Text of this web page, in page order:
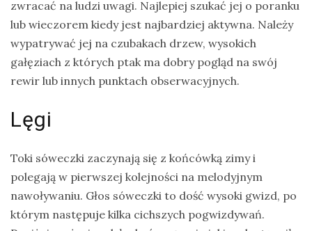
zwracać na ludzi uwagi. Najlepiej szukać jej o poranku
lub wieczorem kiedy jest najbardziej aktywna. Należy
wypatrywać jej na czubakach drzew, wysokich
gałęziach z których ptak ma dobry pogląd na swój
rewir lub innych punktach obserwacyjnych.
Lęgi
Toki sóweczki zaczynają się z końcówką zimy i
polegają w pierwszej kolejności na melodyjnym
nawoływaniu. Głos sóweczki to dość wysoki gwizd, po
którym następuje kilka cichszych pogwizdywań.